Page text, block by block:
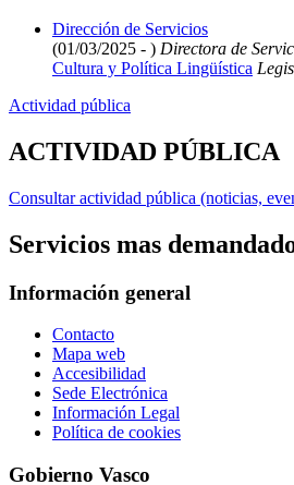
Dirección de Servicios
(01/03/2025 - ) Directora de
Cultura y Política Lingüística
Actividad pública
ACTIVIDAD PÚBLICA
Consultar actividad pública (noticias,
Servicios mas
Información general
Contacto
Mapa web
Accesibilidad
Sede Electrónica
Información Legal
Política de cookies
Gobierno Vasco